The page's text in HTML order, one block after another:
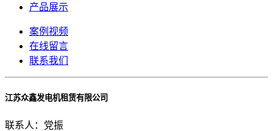
产品展示
案例视频
在线留言
联系我们
江苏众鑫发电机租赁有限公司
联系人：党振